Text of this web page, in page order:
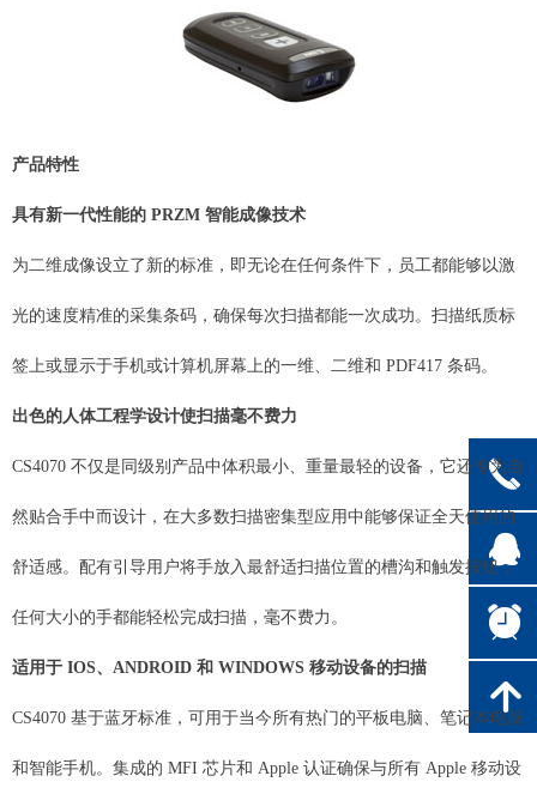
产品特性
具有新一代性能的 PRZM 智能成像技术
为二维成像设立了新的标准，即无论在任何条件下，员工都能够以激
光的速度精准的采集条码，确保每次扫描都能一次成功。扫描纸质标
签上或显示于手机或计算机屏幕上的一维、二维和 PDF417 条码。
出色的人体工程学设计使扫描毫不费力
CS4070 不仅是同级别产品中体积最小、重量最轻的设备，它还专为自
然贴合手中而设计，在大多数扫描密集型应用中能够保证全天使用的
舒适感。配有引导用户将手放入最舒适扫描位置的槽沟和触发按钮，
任何大小的手都能轻松完成扫描，毫不费力。
适用于 IOS、ANDROID 和 WINDOWS 移动设备的扫描
CS4070 基于蓝牙标准，可用于当今所有热门的平板电脑、笔记本电脑
和智能手机。集成的 MFI 芯片和 Apple 认证确保与所有 Apple 移动设
끅
뀩
뀥
녕